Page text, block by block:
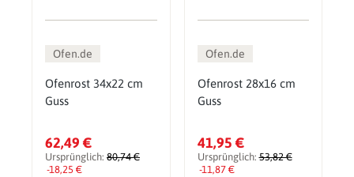
Ofen.de
Ofenrost 34x22 cm
Guss
62,49 €
Ursprünglich: 80,74 €
-18,25 €
Ofen.de
Ofenrost 28x16 cm
Guss
41,95 €
Ursprünglich:53,82 €
-11,87 €